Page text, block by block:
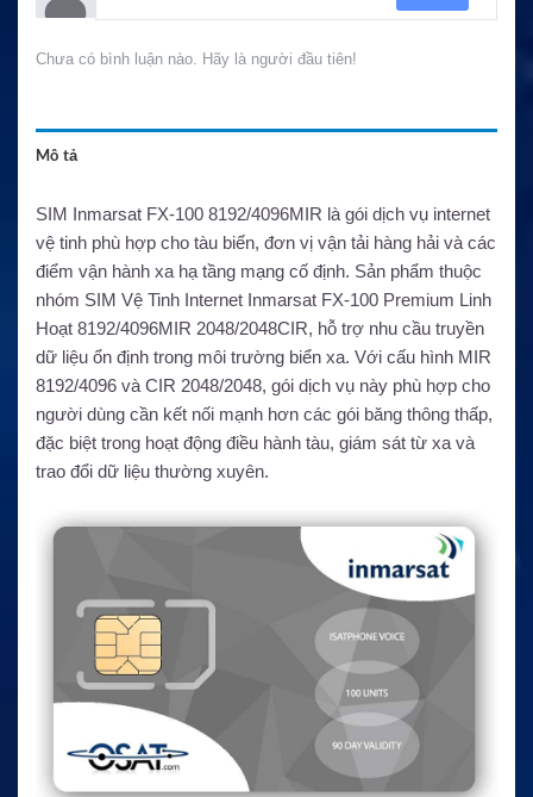
Chưa có bình luận nào. Hãy là người đầu tiên!
Mô tả
SIM Inmarsat FX-100 8192/4096MIR là gói dịch vụ internet
vệ tinh phù hợp cho tàu biển, đơn vị vận tải hàng hải và các
điểm vận hành xa hạ tầng mạng cố định. Sản phẩm thuộc
nhóm SIM Vệ Tinh Internet Inmarsat FX-100 Premium Linh
Hoạt 8192/4096MIR 2048/2048CIR, hỗ trợ nhu cầu truyền
dữ liệu ổn định trong môi trường biển xa. Với cấu hình MIR
8192/4096 và CIR 2048/2048, gói dịch vụ này phù hợp cho
người dùng cần kết nối mạnh hơn các gói băng thông thấp,
đặc biệt trong hoạt động điều hành tàu, giám sát từ xa và
trao đổi dữ liệu thường xuyên.